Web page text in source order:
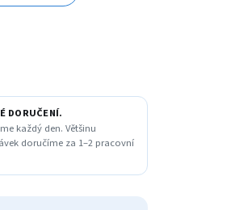
DORUČENÍ.
každý den. Většinu
doručíme za 1–2 pracovní